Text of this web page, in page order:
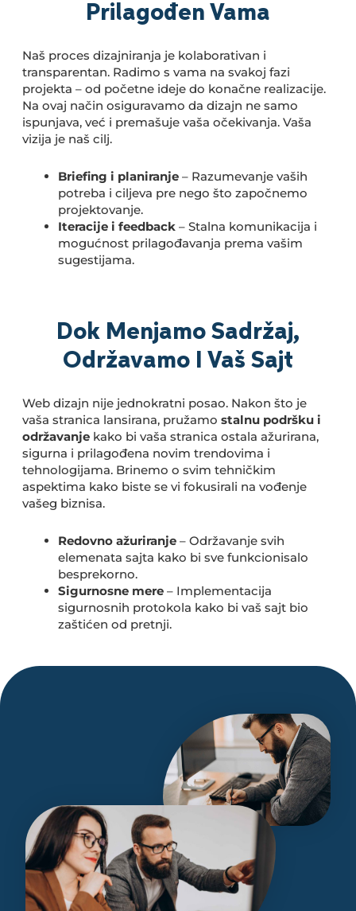
Prilagođen Vama
Naš proces dizajniranja je kolaborativan i
transparentan. Radimo s vama na svakoj fazi
projekta – od početne ideje do konačne realizacije.
Na ovaj način osiguravamo da dizajn ne samo
ispunjava, već i premašuje vaša očekivanja. Vaša
vizija je naš cilj.
Briefing i planiranje – Razumevanje vaših
potreba i ciljeva pre nego što započnemo
projektovanje.
Iteracije i feedback – Stalna komunikacija i
mogućnost prilagođavanja prema vašim
sugestijama.
Dok Menjamo Sadržaj,
Održavamo I Vaš Sajt
Web dizajn nije jednokratni posao. Nakon što je
vaša stranica lansirana, pružamostalnu podršku i
održavanje kako bi vaša stranica ostala ažurirana,
sigurna i prilagođena novim trendovima i
tehnologijama. Brinemo o svim tehničkim
aspektima kako biste se vi fokusirali na vođenje
vašeg biznisa.
Redovno ažuriranje – Održavanje svih
elemenata sajta kako bi sve funkcionisalo
besprekorno.
Sigurnosne mere – Implementacija
sigurnosnih protokola kako bi vaš sajt bio
zaštićen od pretnji.